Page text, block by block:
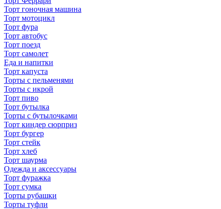
Торт гоночная машина
Торт мотоцикл
Торт фура
Торт автобус
Торт поезд
Торт самолет
Еда и напитки
Торт капуста
Торты с пельменями
Торты с икрой
Торт пиво
Торт бутылка
Торты с бутылочками
Торт киндер сюрприз
Торт бургер
Торт стейк
Торт хлеб
Торт шаурма
Одежда и аксессуары
Торт фуражка
Торт сумка
Торты рубашки
Торты туфли